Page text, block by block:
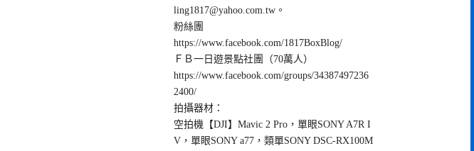
ling1817@yahoo.com.tw 。
粉絲團
https://www.facebook.com/1817BoxBlog/
ＦＢ一日遊景點社團（70萬人）
https://www.facebook.com/groups/34387497236
2400/
拍攝器材：
空拍機【DJI】Mavic 2 Pro，單眼SONY A7R I
V，單眼SONY a77，類單SONY DSC-RX100M